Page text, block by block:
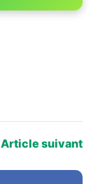
Article suivant